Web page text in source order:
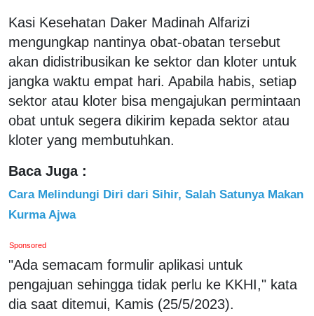
Kasi Kesehatan Daker Madinah Alfarizi
mengungkap nantinya obat-obatan tersebut
akan didistribusikan ke sektor dan kloter untuk
jangka waktu empat hari. Apabila habis, setiap
sektor atau kloter bisa mengajukan permintaan
obat untuk segera dikirim kepada sektor atau
kloter yang membutuhkan.
Baca Juga :
Cara Melindungi Diri dari Sihir, Salah Satunya Makan
Kurma Ajwa
Sponsored
"Ada semacam formulir aplikasi untuk
pengajuan sehingga tidak perlu ke KKHI," kata
dia saat ditemui, Kamis (25/5/2023).